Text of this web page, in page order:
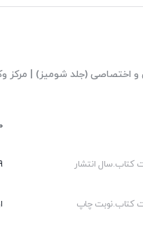
اختصاصی (جلد شومیز) | مرکز
انتشار
کتاب.نوبت چاپ